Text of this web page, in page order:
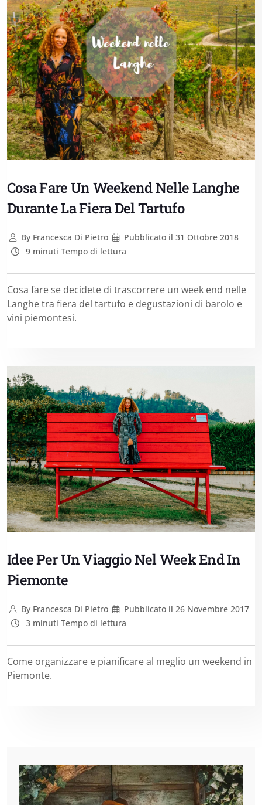
Cosa Fare Un Weekend Nelle Langhe
Durante La Fiera Del Tartufo
ByFrancesca Di Pietro Pubblicato il 31 Ottobre 2018
9 minuti Tempo di lettura
Cosa fare se decidete di trascorrere un week end nelle
Langhe tra fiera del tartufo e degustazioni di barolo e
vini piemontesi.
Idee Per Un Viaggio Nel Week End In
Piemonte
ByFrancesca Di Pietro Pubblicato il 26 Novembre 2017
3 minuti Tempo di lettura
Come organizzare e pianificare al meglio un weekend in
Piemonte.